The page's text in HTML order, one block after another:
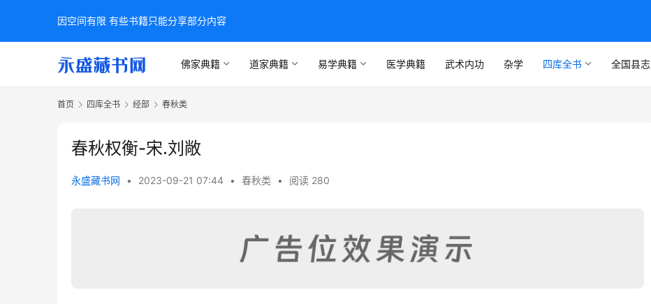
佛家典籍 道家典籍 易学典籍 医学典籍 武术内功 杂学 四库全书 全国县志
首页 四库全书 经部 春秋类
春秋权衡-宋.刘敞
永盛藏书网 • 2023-09-21 07:44 • 春秋类 • 阅读 280
因空间有限 有些书籍只能分享部分内容